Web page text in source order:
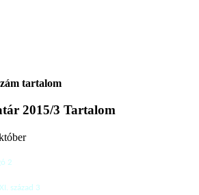
tartalom
2015/3 Tartalom
2
század 3